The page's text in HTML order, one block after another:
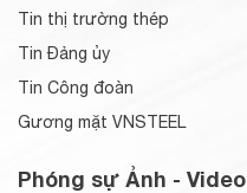
Tin thị trường thép
Tin Đảng ủy
Tin Công đoàn
Gương mặt VNSTEEL
Phóng sự Ảnh - Video